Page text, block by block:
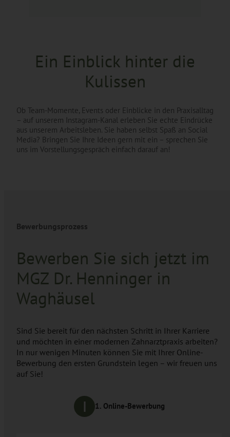
Ein Einblick hinter die
Kulissen
Ob Team-Momente, Events oder Einblicke in den Praxisalltag
– auf unserem Instagram-Kanal erleben Sie echte Eindrücke
aus unserem Arbeitsleben. Sie haben selbst Spaß an Social
Media? Bringen Sie Ihre Ideen gern mit ein – sprechen Sie
uns im Vorstellungsgespräch einfach darauf an!
Bewerbungsprozess
Bewerben Sie sich jetzt im
MGZ Dr. Henninger in
Waghäusel
Sind Sie bereit für den nächsten Schritt in Ihrer Karriere
und möchten in einer modernen Zahnarztpraxis arbeiten?
In nur wenigen Minuten können Sie mit Ihrer Online-
Bewerbung den ersten Grundstein legen – wir freuen uns
auf Sie!
1. Online-Bewerbung